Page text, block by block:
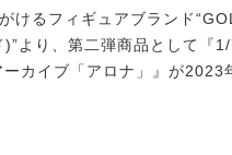
けるフィギュアブランド
より、第二弾商品として『
ーカイブ「アロナ」』が2023